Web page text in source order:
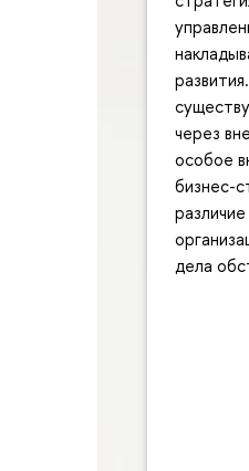
через
особое
бизнес-
дела